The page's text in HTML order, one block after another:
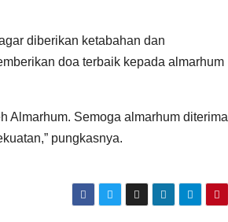
diberikan ketabahan dan
doa terbaik kepada almarhum
Almarhum. Semoga almarhum diterima
pungkasnya.